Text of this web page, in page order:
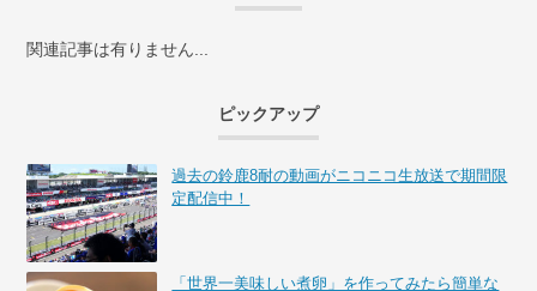
関連記事は有りません...
ピックアップ
過去の鈴鹿8耐の動画がニコニコ生放送で期間限
定配信中！
「世界一美味しい煮卵」を作ってみたら簡単な